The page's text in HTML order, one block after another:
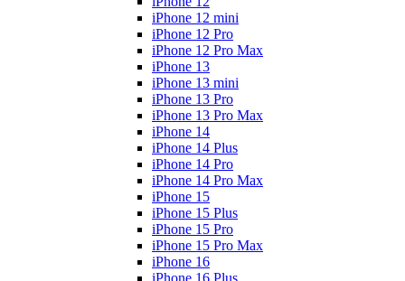
iPhone 12 mini
iPhone 12 Pro
iPhone 12 Pro Max
iPhone 13
iPhone 13 mini
iPhone 13 Pro
iPhone 13 Pro Max
iPhone 14
iPhone 14 Plus
iPhone 14 Pro
iPhone 14 Pro Max
iPhone 15
iPhone 15 Plus
iPhone 15 Pro
iPhone 15 Pro Max
iPhone 16
iPhone 16 Plus